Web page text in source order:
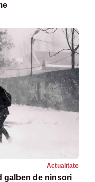
Actualitate
galben de ninsori